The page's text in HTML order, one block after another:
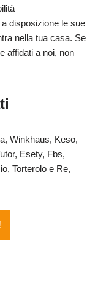
disposizione le sue
nella tua casa. Se
affidati a noi, non
Winkhaus, Keso,
Esety, Fbs,
Torterolo e Re,